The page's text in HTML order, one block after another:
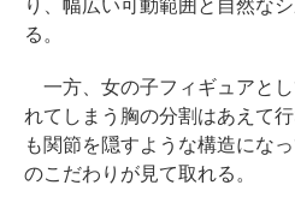
り、幅広い可動範囲と自然な
る。
一方、女の子フィギュアと
れてしまう胸の分割はあえて
も関節を隠すような構造にな
のこだわりが見て取れる。